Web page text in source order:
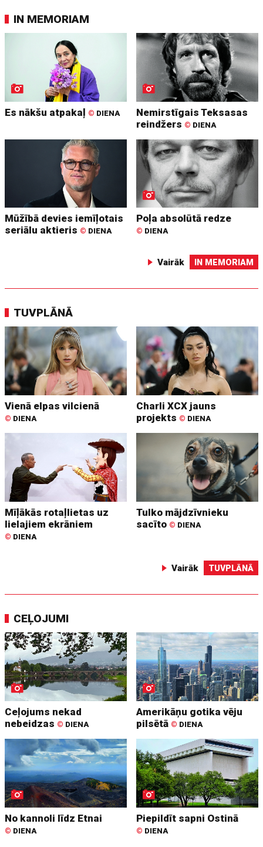
IN MEMORIAM
Es nākšu atpakaļ © DIENA
Nemirstīgais Teksasas
reindžers © DIENA
Mūžībā devies iemīļotais
seriālu aktieris © DIENA
Poļa absolūtā redze
© DIENA
Vairāk IN MEMORIAM
TUVPLĀNĀ
Vienā elpas vilcienā
© DIENA
Charli XCX jauns
projekts © DIENA
Mīļākās rotaļlietas uz
lielajiem ekrāniem
© DIENA
Tulko mājdzīvnieku
sacīto © DIENA
Vairāk TUVPLĀNĀ
CEĻOJUMI
Ceļojums nekad
nebeidzas © DIENA
Amerikāņu gotika vēju
pilsētā © DIENA
No kannoli līdz Etnai
© DIENA
Piepildīt sapni Ostinā
© DIENA